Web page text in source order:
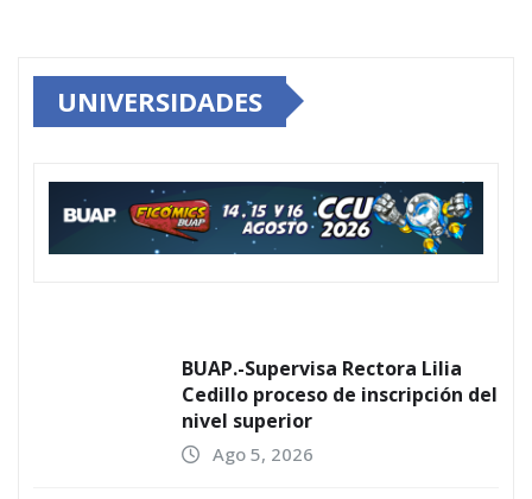
UNIVERSIDADES
BUAP.-Supervisa Rectora Lilia
Cedillo proceso de inscripción del
nivel superior
Ago 5, 2026